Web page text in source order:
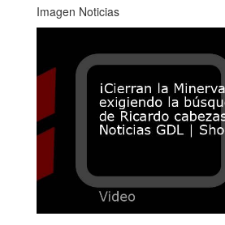
Imagen Noticias